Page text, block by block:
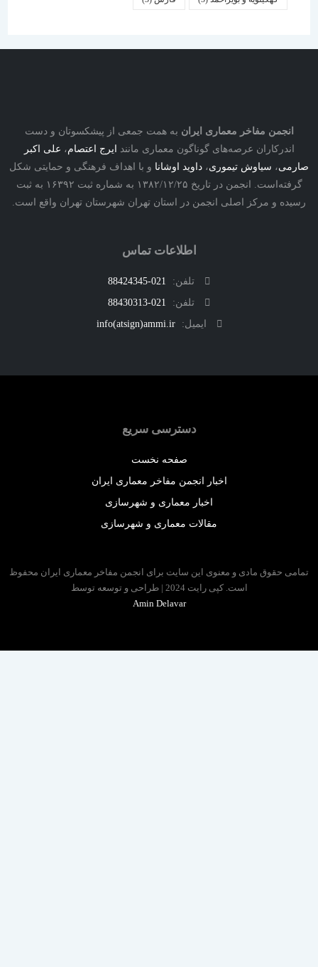
مفاخر معماری ایرانبه همت جمعی از پیشکسوتان و دست
عرصه‌های گوناگون معماری مانندایرج اعتصام،علی اکبر
،سیاوش تیموری،داوید اوشاناو با اهداف فرهنگی و حمایتی شکل
گرفته‌است. انجمن در تاریخ ۱۳۸۲/۱۲/۲۵ به شماره ثبت ۱۶۳۹۲ به ثبت
و مرکز اصلی انجمن در استان تهران شهرستان تهران واقع است.
اطلاعات تماس
تلفن:
021-88424345
تلفن:
021-88430313
ایمیل:
info(atsign)ammi.ir
دسترسی سریع
صفحه نخست
اخبار انجمن مفاخر معماری ایران
اخبار معماری و شهرسازی
مقالات معماری و شهرسازی
حقوق مادی و معنوی این سایت برای انجمن مفاخر معماری ایران محفوظ
است. کپی رایت 2024 | طراحی و توسعه توسط
Amin Delavar